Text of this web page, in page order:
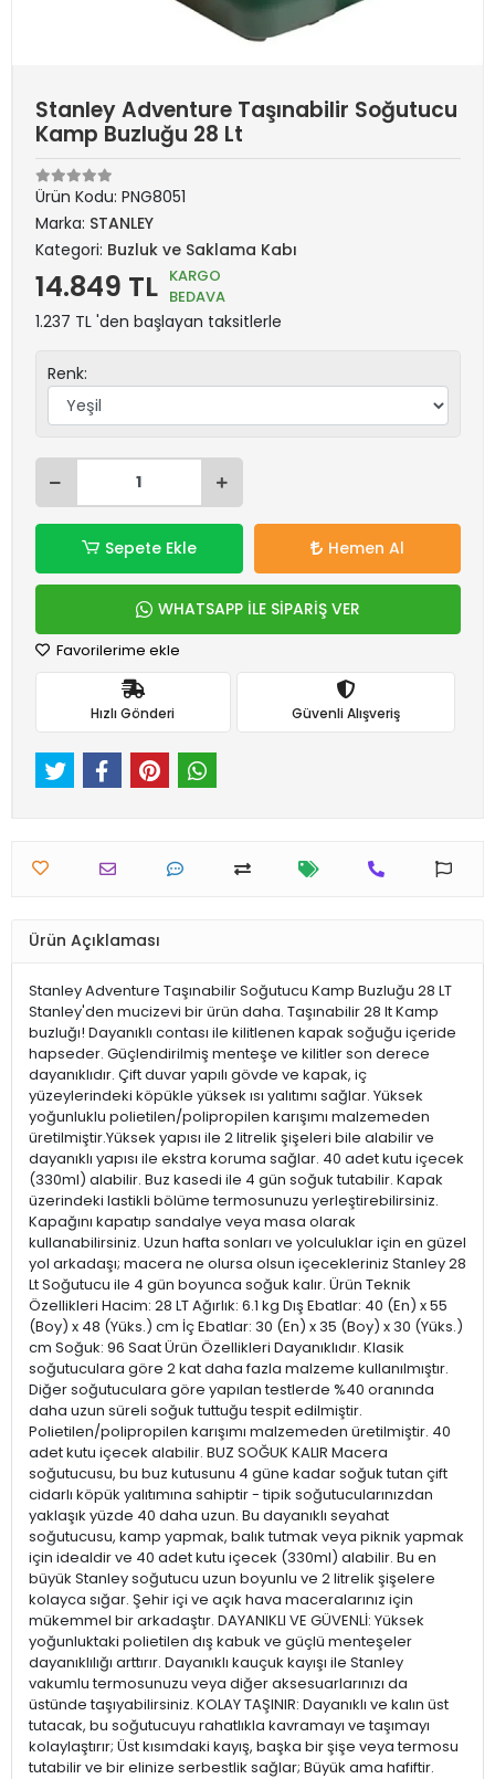
Stanley Adventure Taşınabilir Soğutucu
Kamp Buzluğu 28 Lt
Ürün Kodu: PNG8051
Marka: STANLEY
Kategori: Buzluk ve Saklama Kabı
14.849 TL KARGO
BEDAVA
1.237 TL 'den başlayan taksitlerle
Renk:
Sepete Ekle Hemen Al
WHATSAPP İLE SİPARİŞ VER
Favorilerime ekle
Hızlı Gönderi Güvenli Alışveriş
Ürün Açıklaması
Stanley Adventure Taşınabilir Soğutucu Kamp Buzluğu 28 LT
Stanley'den mucizevi bir ürün daha. Taşınabilir 28 lt Kamp
buzluğı! Dayanıklı contası ile kilitlenen kapak soğuğu içeride
hapseder. Güçlendirilmiş menteşe ve kilitler son derece
dayanıklıdır. Çift duvar yapılı gövde ve kapak, iç
yüzeylerindeki köpükle yüksek ısı yalıtımı sağlar. Yüksek
yoğunluklu polietilen/polipropilen karışımı malzemeden
üretilmiştir.Yüksek yapısı ile 2 litrelik şişeleri bile alabilir ve
dayanıklı yapısı ile ekstra koruma sağlar. 40 adet kutu içecek
(330ml) alabilir. Buz kasedi ile 4 gün soğuk tutabilir. Kapak
üzerindeki lastikli bölüme termosunuzu yerleştirebilirsiniz.
Kapağını kapatıp sandalye veya masa olarak
kullanabilirsiniz. Uzun hafta sonları ve yolculuklar için en güzel
yol arkadaşı; macera ne olursa olsun içecekleriniz Stanley 28
Lt Soğutucu ile 4 gün boyunca soğuk kalır. Ürün Teknik
Özellikleri Hacim: 28 LT Ağırlık: 6.1 kg Dış Ebatlar: 40 (En) x 55
(Boy) x 48 (Yüks.) cm İç Ebatlar: 30 (En) x 35 (Boy) x 30 (Yüks.)
cm Soğuk: 96 Saat Ürün Özellikleri Dayanıklıdır. Klasik
soğutuculara göre 2 kat daha fazla malzeme kullanılmıştır.
Diğer soğutuculara göre yapılan testlerde %40 oranında
daha uzun süreli soğuk tuttuğu tespit edilmiştir.
Polietilen/polipropilen karışımı malzemeden üretilmiştir. 40
adet kutu içecek alabilir. BUZ SOĞUK KALIR Macera
soğutucusu, bu buz kutusunu 4 güne kadar soğuk tutan çift
cidarlı köpük yalıtımına sahiptir - tipik soğutucularınızdan
yaklaşık yüzde 40 daha uzun. Bu dayanıklı seyahat
soğutucusu, kamp yapmak, balık tutmak veya piknik yapmak
için idealdir ve 40 adet kutu içecek (330ml) alabilir. Bu en
büyük Stanley soğutucu uzun boyunlu ve 2 litrelik şişelere
kolayca sığar. Şehir içi ve açık hava maceralarınız için
mükemmel bir arkadaştır. DAYANIKLI VE GÜVENLİ: Yüksek
yoğunluktaki polietilen dış kabuk ve güçlü menteşeler
dayanıklılığı arttırır. Dayanıklı kauçuk kayışı ile Stanley
vakumlu termosunuzu veya diğer aksesuarlarınızı da
üstünde taşıyabilirsiniz. KOLAY TAŞINIR: Dayanıklı ve kalın üst
tutacak, bu soğutucuyu rahatlıkla kavramayı ve taşımayı
kolaylaştırır; Üst kısımdaki kayış, başka bir şişe veya termosu
tutabilir ve bir elinize serbestlik sağlar; Büyük ama hafiftir.